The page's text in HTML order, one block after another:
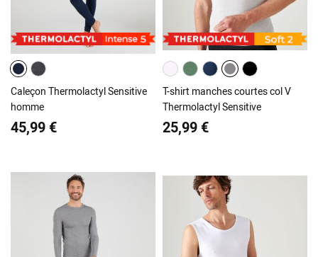
Caleçon Thermolactyl Sensitive
homme
45,99 €
T-shirt manches courtes col V
Thermolactyl Sensitive
25,99 €